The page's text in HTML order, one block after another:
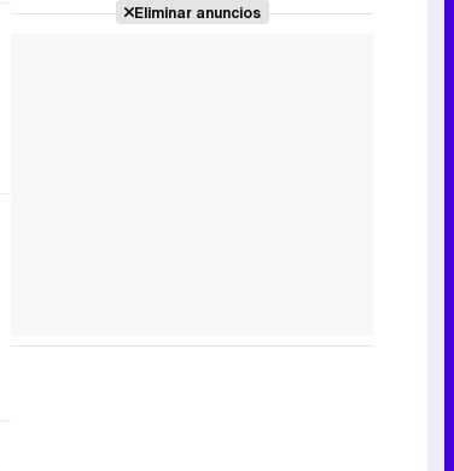
Eliminar anuncios